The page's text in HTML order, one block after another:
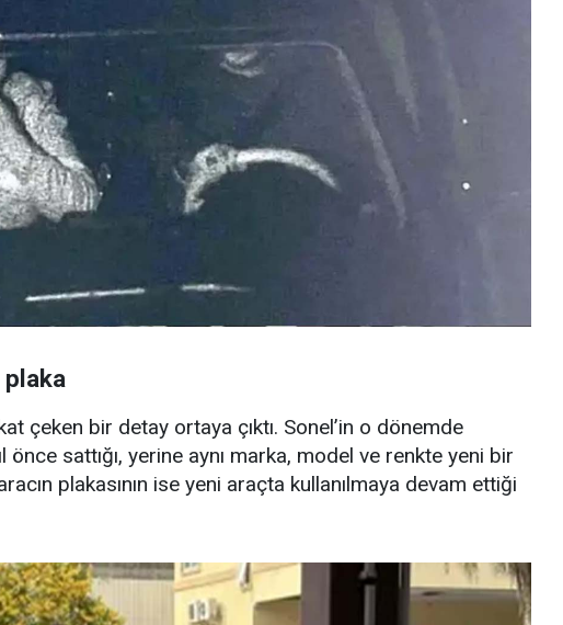
plaka
çeken bir detay ortaya çıktı. Sonel’in o dönemde
önce sattığı, yerine aynı marka, model ve renkte yeni bir
plakasının ise yeni araçta kullanılmaya devam ettiği